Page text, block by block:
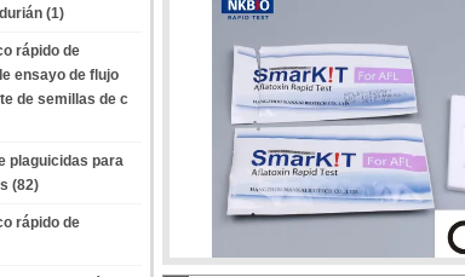
(1)
rápido de
ensayo de flujo
de semillas de c
plaguicidas para
(82)
rápido de